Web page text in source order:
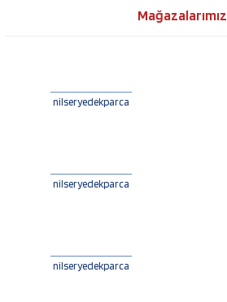
Mağazalarımız
nilseryedekparca
nilseryedekparca
nilseryedekparca